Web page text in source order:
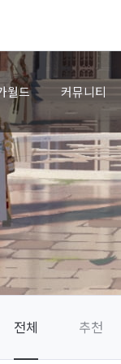
월드 커뮤니티
전체 추천